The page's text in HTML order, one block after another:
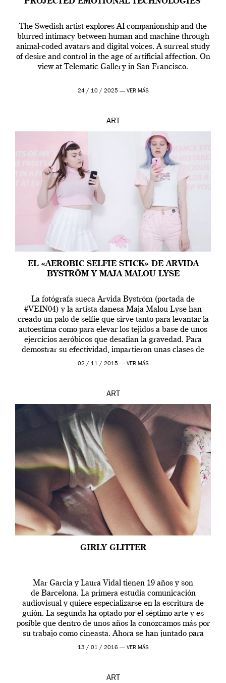
PROJECTED EMOTIONAL TECHNOLOGIES’
The Swedish artist explores AI companionship and the
blurred intimacy between human and machine through
animal-coded avatars and digital voices. A surreal study
of desire and control in the age of artificial affection. On
view at Telematic Gallery in San Francisco.
24 / 10 / 2025 — VER MÁS
ART
EL «AEROBIC SELFIE STICK» DE ARVIDA
BYSTRÖM Y MAJA MALOU LYSE
La fotógrafa sueca Arvida Byström (portada de
#VEIN04) y la artista danesa Maja Malou Lyse han
creado un palo de selfie que sirve tanto para levantar la
autoestima como para elevar los tejidos a base de unos
ejercicios aeróbicos que desafían la gravedad. Para
demostrar su efectividad, impartieron unas clases de
prueba en el Tate […]
02 / 11 / 2015 — VER MÁS
ART
GIRLY GLITTER
Mar Garcia y Laura Vidal tienen 19 años y son
de Barcelona. La primera estudia comunicación
audiovisual y quiere especializarse en la escritura de
guión. La segunda ha optado por el séptimo arte y es
posible que dentro de unos años la conozcamos más por
su trabajo como cineasta. Ahora se han juntado para
contarnos una […]
13 / 01 / 2016 — VER MÁS
ART